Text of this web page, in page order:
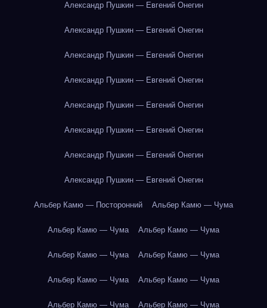
Александр Пушкин — Евгений Онегин
Александр Пушкин — Евгений Онегин
Александр Пушкин — Евгений Онегин
Александр Пушкин — Евгений Онегин
Александр Пушкин — Евгений Онегин
Александр Пушкин — Евгений Онегин
Александр Пушкин — Евгений Онегин
Александр Пушкин — Евгений Онегин
Альбер Камю — Посторонний Альбер Камю — Чума
Альбер Камю — Чума Альбер Камю — Чума
Альбер Камю — Чума Альбер Камю — Чума
Альбер Камю — Чума Альбер Камю — Чума
Альбер Камю — Чума Альбер Камю — Чума